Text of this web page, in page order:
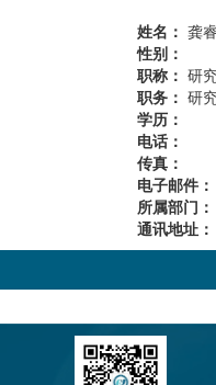
姓名： 龚睿
性别：
职称： 研
职务： 研
学历：
电话：
传真：
电子邮件：
所属部门：
通讯地址：